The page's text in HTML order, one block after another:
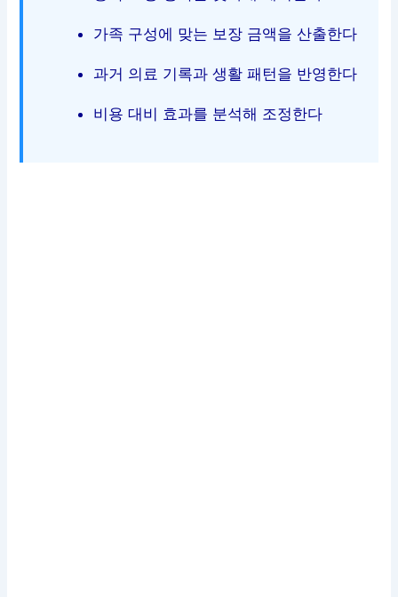
가족 구성에 맞는 보장 금액을 산출한다
과거 의료 기록과 생활 패턴을 반영한다
비용 대비 효과를 분석해 조정한다